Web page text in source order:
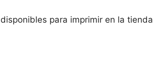
para imprimir en la tienda